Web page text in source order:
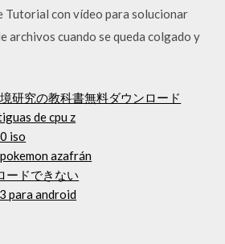
Tutorial con vídeo para solucionar
archivos cuando se queda colgado y
研究の教科書無料ダウンロード
de cpu z
iso
azafrán
ードできない
para android